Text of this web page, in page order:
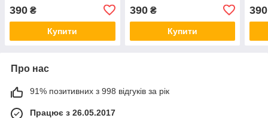
390 ₴
Купити
390₴
Купити
390
Про нас
91% позитивних з 998 відгуків за рік
Працює з 26.05.2017